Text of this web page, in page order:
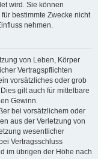
wird. Sie können
bestimmte Zwecke nicht
nehmen.
von Leben, Körper
Vertragspflichten
vorsätzliches oder grob
gilt auch für mittelbare
Gewinn.
bei vorsätzlichem oder
aus der Verletzung von
wesentlicher
Vertragsschluss
im übrigen der Höhe nach